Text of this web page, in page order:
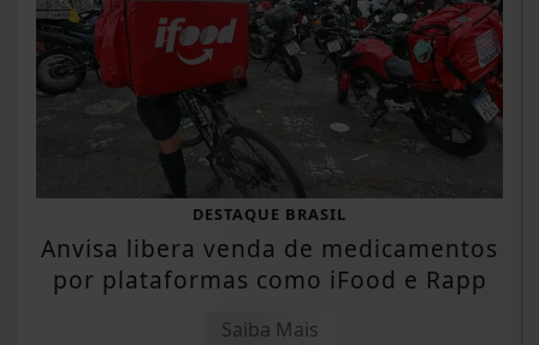
DESTAQUE BRASIL
Anvisa libera venda de medicamentos
por plataformas como iFood e Rapp
Saiba Mais